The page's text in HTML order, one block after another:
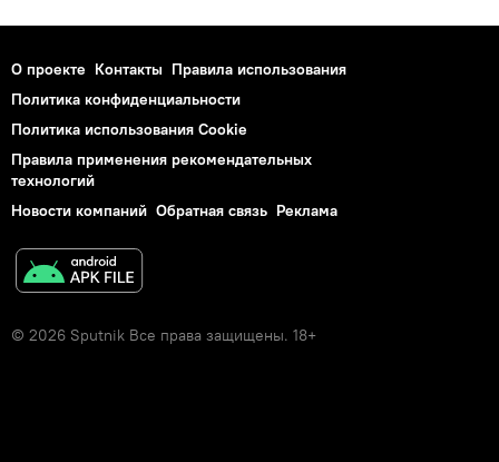
О проекте Контакты Правила использования
Политика конфиденциальности
Политика использования Cookie
Правила применения рекомендательных
технологий
Новости компаний Обратная связь Реклама
© 2026 Sputnik Все права защищены. 18+